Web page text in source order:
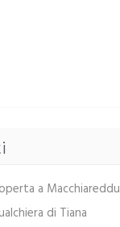
a Macchiareddu
di Tiana